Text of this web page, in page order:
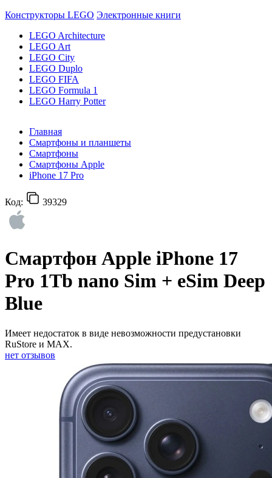
Конструкторы LEGO Электронные книги
LEGO Architecture
LEGO Art
LEGO City
LEGO Duplo
LEGO FIFA
LEGO Formula 1
LEGO Harry Potter
Главная
Смартфоны и планшеты
Смартфоны
Смартфоны Apple
iPhone 17 Pro
Код: 39329
Смартфон Apple iPhone 17
Pro 1Tb nano Sim + eSim Deep
Blue
Имеет недостаток в виде невозможности предустановки
RuStore и MAX.
нет отзывов